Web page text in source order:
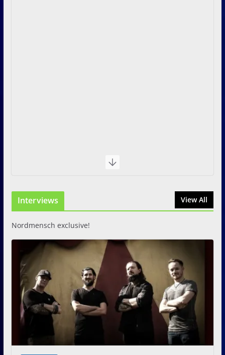
Interviews View All
Nordmensch exclusive!